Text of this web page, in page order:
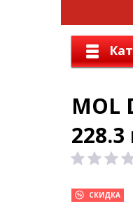
MOL
СКИДКА